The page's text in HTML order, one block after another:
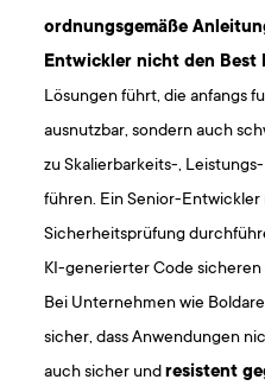
ordnungsgemäße
Entwickler nicht den Best
Lösungen führt, die anfangs
ausnutzbar, sondern auch
zu Skalierbarkeits-,
führen. Ein Senior-Entwickler
Sicherheitsprüfung
KI-generierter Code
Bei Unternehmen wie
sicher, dass Anwendungen
auch sicher undresistent